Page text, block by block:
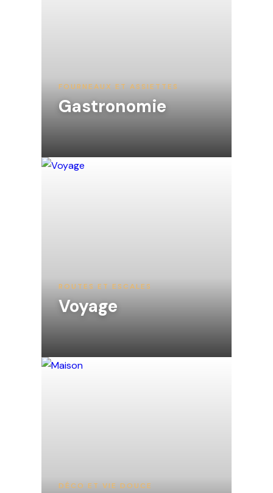
FOURNEAUX ET ASSIETTES
Gastronomie
ROUTES ET ESCALES
Voyage
DÉCO ET VIE DOUCE